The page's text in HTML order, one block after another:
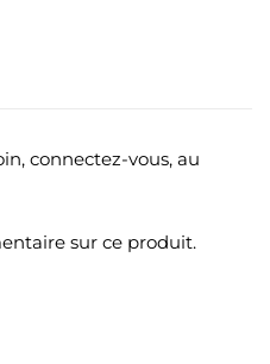
connectez-vous, au
sur ce produit.